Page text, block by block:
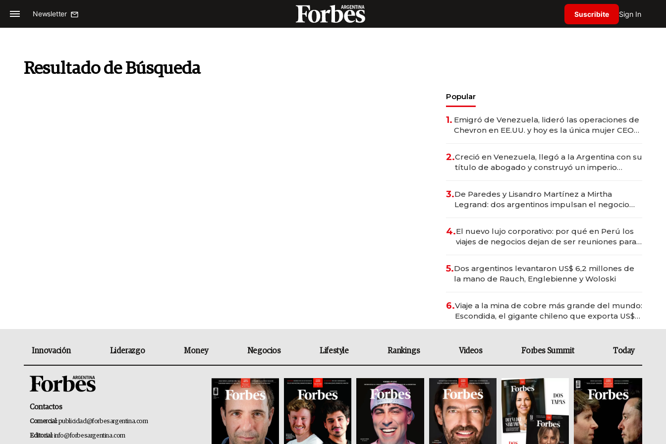
Newsletter Suscribite Sign In
Resultado de Búsqueda
Popular
1. Emigró de Venezuela, lideró las operaciones de
Chevron en EE.UU. y hoy es la única mujer CEO
2.Creció en Venezuela, llegó a la Argentina con su
título de abogado y construyó un imperio
3.De Paredes y Lisandro Martínez a Mirtha
Legrand: dos argentinos impulsan el negocio
4.El nuevo lujo corporativo: por qué en Perú los
viajes de negocios dejan de ser reuniones para
5.Dos argentinos levantaron US$ 6,2 millones de
la mano de Rauch, Englebienne y Woloski
6.Viaje a la mina de cobre más grande del mundo:
Escondida, el gigante chileno que exporta US$
Innovación Liderazgo Money Negocios Lifestyle Rankings Videos Forbes Summit Today
Contactos
Comercial:publicidad@forbesargentina.com
Editorial:info@forbesargentina.com